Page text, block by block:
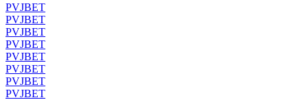
PVJBET
PVJBET
PVJBET
PVJBET
PVJBET
PVJBET
PVJBET
PVJBET